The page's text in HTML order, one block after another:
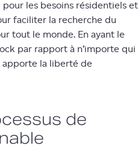
les besoins résidentiels et
faciliter la recherche du
tout le monde. En ayant le
par rapport à n’importe qui
apporte la liberté de
de